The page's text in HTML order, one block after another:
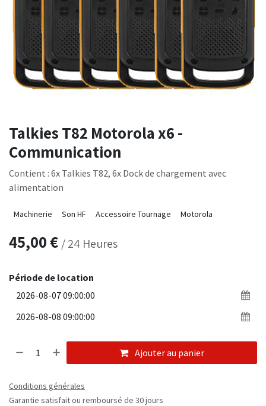
Talkies T82 Motorola x6 -
Communication
Contient : 6x Talkies T82, 6x Dock de chargement avec
alimentation
Machinerie Son HF Accessoire Tournage Motorola
45,00€ /24 Heures
Période de location
Ajouter au panier
Conditions générales
Garantie satisfait ou remboursé de 30 jours